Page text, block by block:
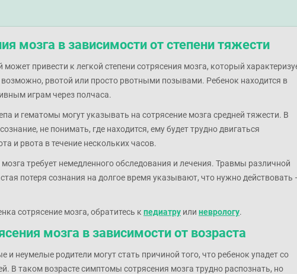
мозга в зависимости от степени тяжести
привести к легкой степени сотрясения мозга, который
рвотой или просто рвотными позывами. Ребенок находится в
играм через полчаса.
и гематомы могут указывать на сотрясение мозга средней тяжести. В
не понимать, где находится, ему будет трудно двигаться
и рвота в течение нескольких часов.
требует немедленного обследования и лечения. Травмы различной
потеря сознания на долгое время указывают, что нужно действовать
сотрясение мозга, обратитесь к педиатру или неврологу.
мозга в зависимости от возраста
и неумелые родители могут стать причиной того, что ребенок упадет со
В таком возрасте симптомы сотрясения мозга трудно распознать, но